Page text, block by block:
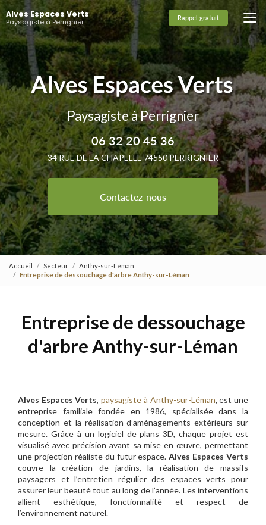
Aller
au
contenu
principal
Alves Espaces Verts
Paysagiste à Perrignier Rappel gratuit
Paysagiste à Perrignier
06 32 20 45 36
34 RUE DE LA CHAPELLE 74550 PERRIGNIER
Contactez-nous
Accueil Secteur
Anthy-sur-Léman
Entreprise de dessouchage d'arbre Anthy-sur-Léman
Entreprise de dessouchage
d'arbre Anthy-sur-Léman
Alves Espaces Verts,paysagiste à Anthy-sur-Léman, est une
entreprise familiale fondée en 1986, spécialisée dans la
conception et la réalisation d’aménagements extérieurs sur
mesure. Grâce à un logiciel de plans 3D, chaque projet est
visualisé avec précision avant sa mise en œuvre, permettant
une projection réaliste du futur espace.Alves Espaces Verts
couvre la création de jardins, la réalisation de massifs
paysagers et l’entretien régulier des espaces verts pour
assurer leur beauté tout au long de l’année. Les interventions
allient esthétique, fonctionnalité et respect de
l’environnement naturel.